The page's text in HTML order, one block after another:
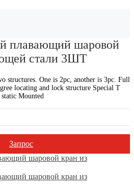
плавающий шаровой
стали 3ШТ
structures. One is 2pc, another is 3pc. Full
locating and lock structure Special T
Mounted
Запрос